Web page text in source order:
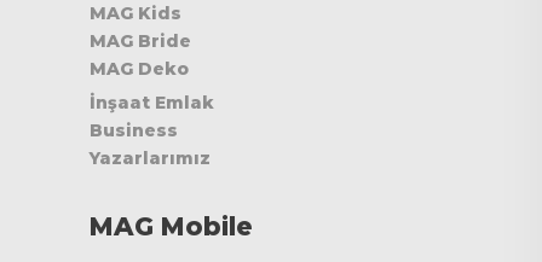
MAG Kids
MAG Bride
MAG Deko
İnşaat Emlak
Business
Yazarlarımız
MAG Mobile